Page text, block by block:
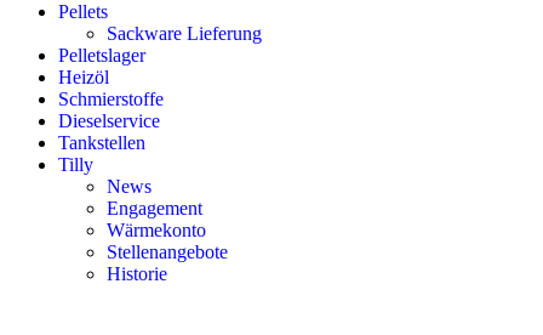
Pellets
Sackware Lieferung
Pelletslager
Heizöl
Schmierstoffe
Dieselservice
Tankstellen
Tilly
News
Engagement
Wärmekonto
Stellenangebote
Historie